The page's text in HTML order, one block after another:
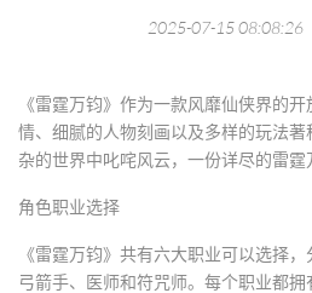
2025-07-15 08:08:26
《雷霆万钧》作为一款风靡仙侠界的
情、细腻的人物刻画以及多样的玩法
杂的世界中叱咤风云，一份详尽的雷霆
角色职业选择
《雷霆万钧》共有六大职业可以选择，
弓箭手、医师和符咒师。每个职业都